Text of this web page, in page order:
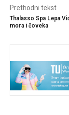
Prethodni tekst
Thalasso Spa Lepa
mora i čoveka